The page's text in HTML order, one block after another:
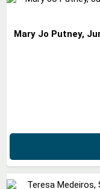
Mary Jo Putney,